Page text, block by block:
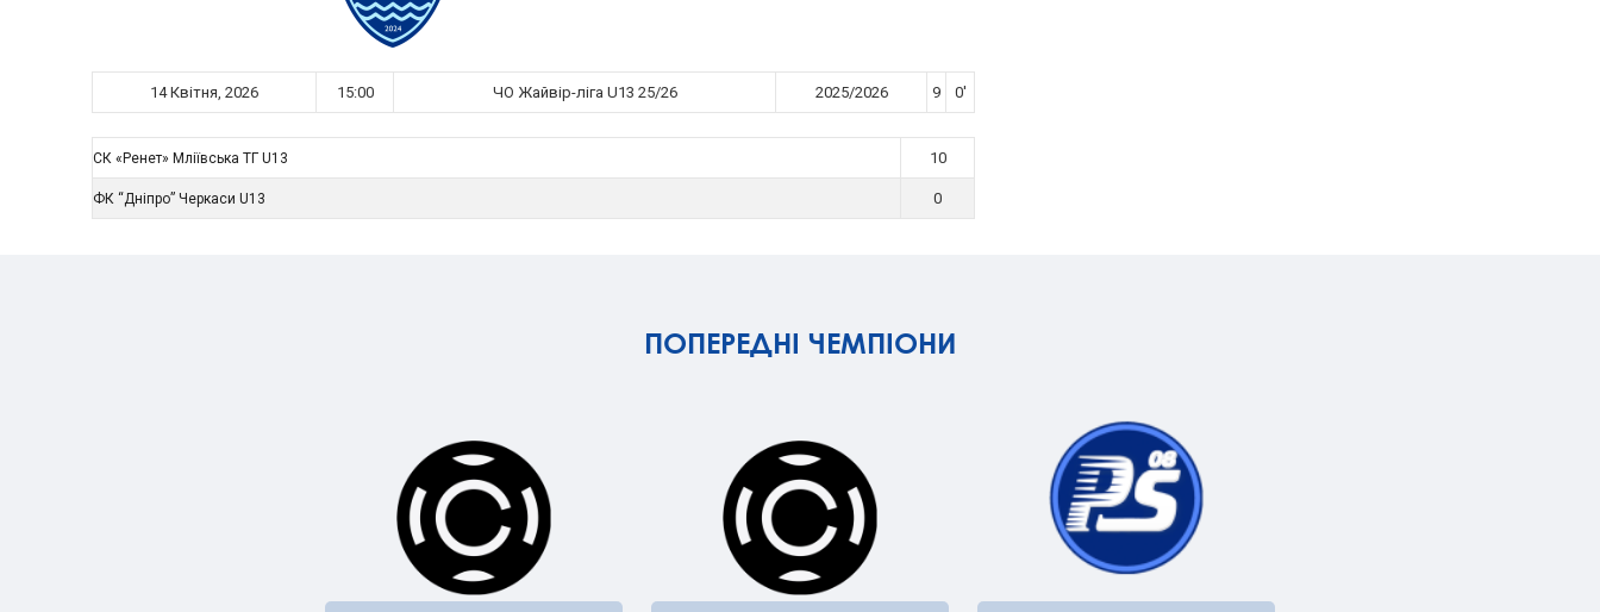
14 Квітня, 2026 15:00 ЧО Жайвір-ліга U13 25/26 2025/2026 9 0'
СК «Ренет» Мліївська ТГ U13 10
ФК “Дніпро” Черкаси U13 0
ПОПЕРЕДНІ ЧЕМПІОНИ